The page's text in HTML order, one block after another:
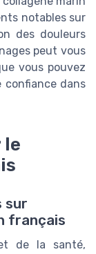
notables sur
des douleurs
peut vous
vous pouvez
dans
le
sur
français
de la santé,